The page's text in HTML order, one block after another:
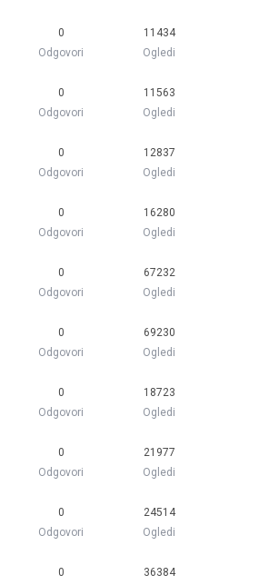
0
Odgovori
11434
Ogledi
0
Odgovori
11563
Ogledi
0
Odgovori
12837
Ogledi
0
Odgovori
16280
Ogledi
0
Odgovori
67232
Ogledi
0
Odgovori
69230
Ogledi
0
Odgovori
18723
Ogledi
0
Odgovori
21977
Ogledi
0
Odgovori
24514
Ogledi
0
36384